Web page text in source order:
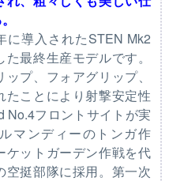
に導入されたSTEN Mk2
最終生産モデルです。
プ、フォアグリップ、
たことにより射撃安定性
No.4フロントサイトが実
マンディーのトンガ作
ケットガーデン作戦を代
空挺部隊に採用。第一次